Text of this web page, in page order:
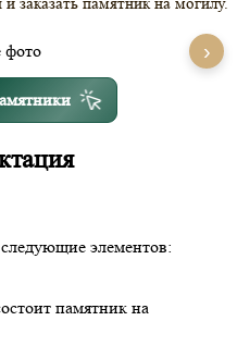
›
следующие элементов: